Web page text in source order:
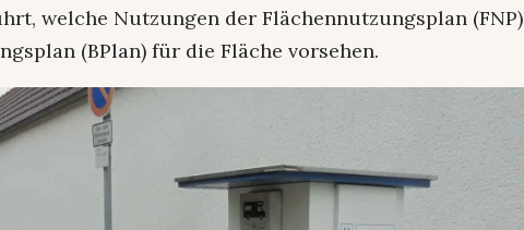
welche Nutzungen der Flächennutzungsplan (FNP)
(BPlan) für die Fläche vorsehen.